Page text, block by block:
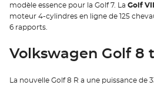
modèle essence pour la Golf 7. La Golf VII
moteur 4-cylindres en ligne de 125
6 rapports.
Volkswagen Golf 8
La nouvelle Golf 8 R a une puissance de